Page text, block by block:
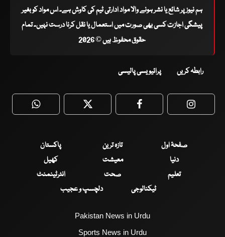
ہم نیوز پر شائع یا نشر ہونے والا مواد ادارتی ٹیم کی کاوش ہے۔ اس مواد کو بغیر
پیشگی اجازت کسی بھی صورت میں استعمال یا نقل کرنا درست نہیں۔ تمام
حقوق محفوظ ہیں © 2026
رابطہ کریں پرائیویسی پالیسی
WhatsApp Twitter Facebook
صفحۂ اول تازہ ترین
پاکستان
دنیا
معیشت
کھیل
تعلیم
صحت
انٹرٹینمنٹ
ٹیکنالوجی
دلچسپ و عجیب
Pakistan News in Urdu
Sports News in Urdu